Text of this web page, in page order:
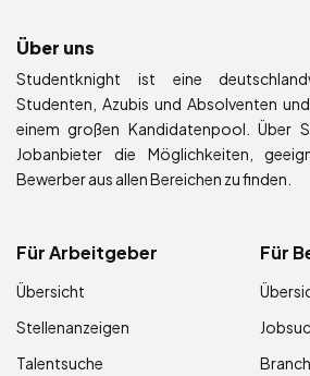
Über uns
Studentknight ist eine
Studenten, Azubis und Absolventen
einem großen Kandidatenpool. Über
Jobanbieter die Möglichkeiten,
Bewerber aus allen Bereichen zu finden.
Für Arbeitgeber
Übersicht
Stellenanzeigen
Talentsuche
Für